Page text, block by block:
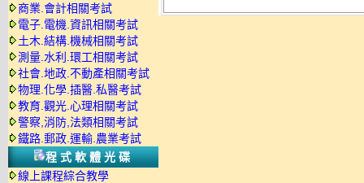
商業.會計相關考試
電子.電機.資訊相關考試
土木.結構.機械相關考試
測量.水利.環工相關考試
社會.地政.不動產相關考試
物理.化學.插醫.私醫考試
教育.觀光.心理相關考試
警察,消防,法類相關考試
鐵路.郵政.運輸.農業考試
程式軟體光碟
線上課程綜合教學